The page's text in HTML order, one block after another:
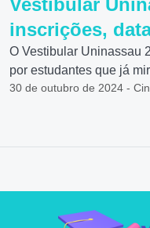
Vestibular
inscrições,
O Vestibular Uninassau
por estudantes que já
30 de outubro de 2024 -